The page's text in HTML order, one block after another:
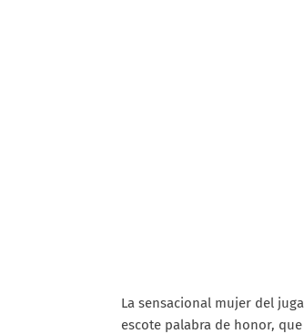
La sensacional mujer del
escote palabra de honor,